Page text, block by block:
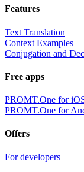
Features
Text Translation
Context Examples
Conjugation and
Free apps
PROMT.One for
PROMT.One for
Offers
For developers